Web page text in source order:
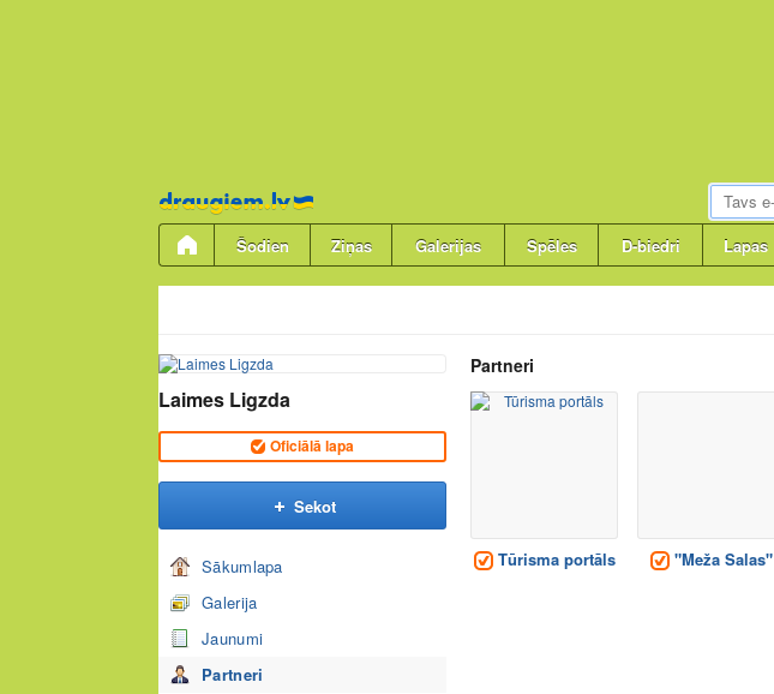
Pāriet
uz
saturu
Šodien Ziņas Galerijas Spēles D-biedri Lapas
Laimes Ligzda
Oficiālā lapa
Sekot
Sākumlapa
Galerija
Jaunumi
Partneri
Partneri
Tūrisma portāls "Meža Salas"